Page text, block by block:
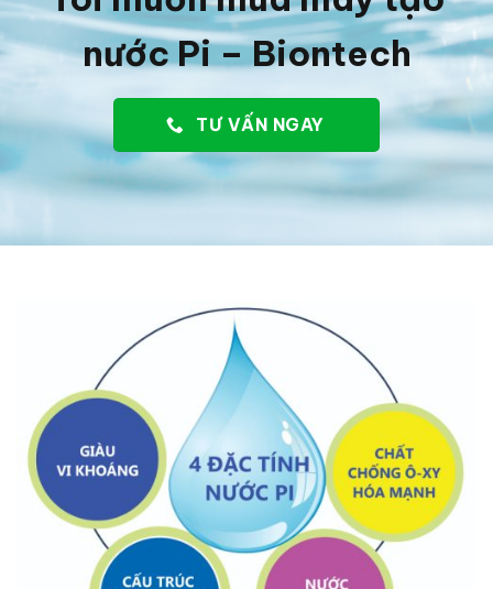
nước Pi – Biontech
TƯ VẤN NGAY